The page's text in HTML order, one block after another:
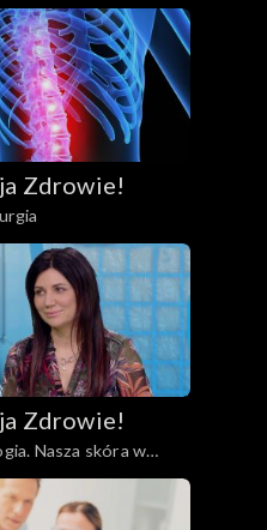
Zdrowie!
Zdrowie!
Nasza skóra w
maseczek.